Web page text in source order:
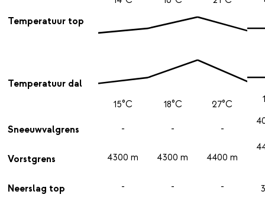
Temperatuur top
Temperatuur dal
Sneeuwvalgrens
Vorstgrens
Neerslag top
15°C
-
4300 m
-
18°C
-
4300 m
-
27°C
-
4400 m
-